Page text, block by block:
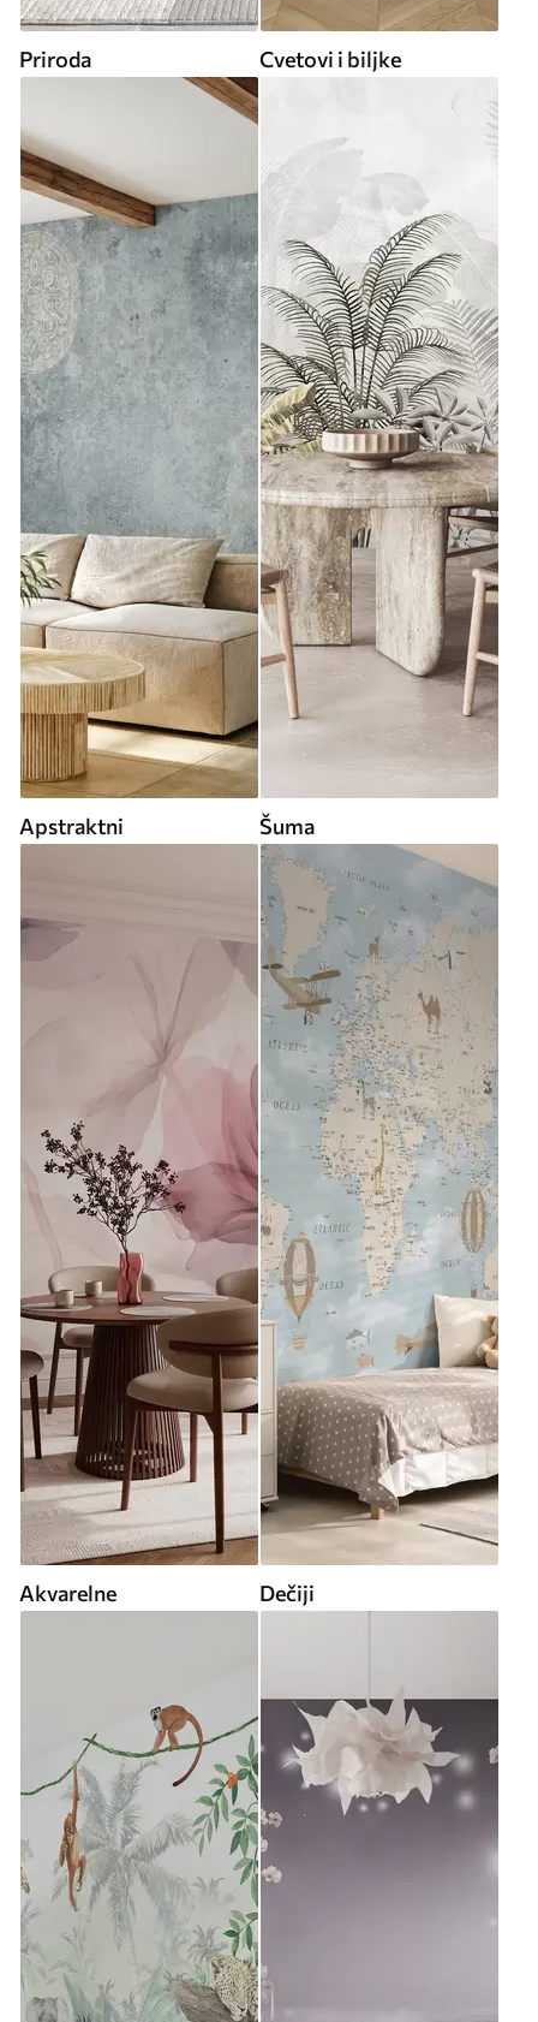
Priroda Cvetovi i biljke
Apstraktni Šuma
Akvarelne Dečiji